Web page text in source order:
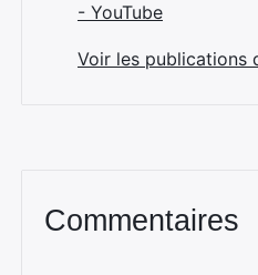
- YouTube
Voir les publications
Commentaires